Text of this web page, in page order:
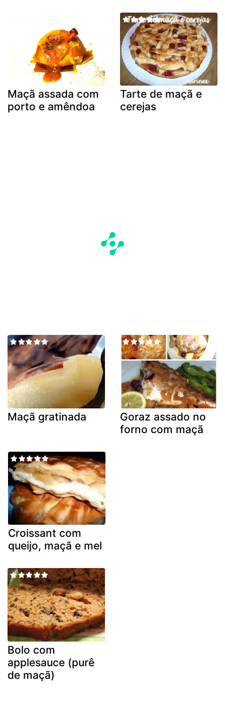
Maçã assada com
porto e amêndoa
Tarte de maçã e
cerejas
Maçã gratinada
Goraz assado no
forno com maçã
Croissant com
queijo, maçã e mel
Bolo com
applesauce (purê
de maçã)